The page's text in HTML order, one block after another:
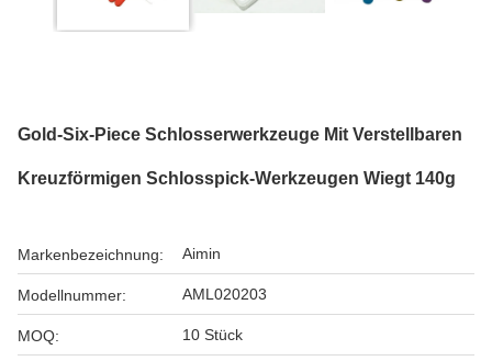
Gold-Six-Piece Schlosserwerkzeuge Mit Verstellbaren
Kreuzförmigen Schlosspick-Werkzeugen Wiegt 140g
Markenbezeichnung: Aimin
Modellnummer: AML020203
MOQ: 10 Stück